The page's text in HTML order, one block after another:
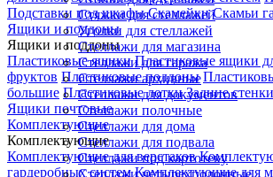
Стяжки для стеллажей
Уголки для стеллажей
Стеллажи для магазина
Стеллажи для гаража
Стеллажи архивные
Стеллажи для документов
Стеллажи полочные
Стеллажи для дома
Стеллажи для подвала
Стеллажи под картотеку
Стеллажи четырехполочные
Подставки под шкафы Скамейки Скамьи
Ящики и поддоны
Ящики и поддоны
Пластиковые ящики Пластиковые ящики
фруктов Пластиковые поддоны
большие Пластиковые лотки Задние
Ящики почтовые
Комплектующие
Комплектующие
Комплектующие для верстаков
гардеробных систем Комплектующие для